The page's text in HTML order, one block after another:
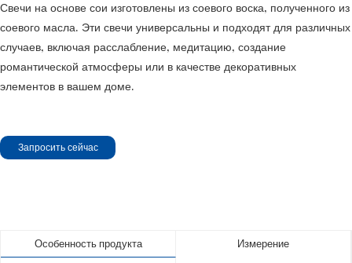
Свечи на основе сои изготовлены из соевого воска, полученного из
соевого масла. Эти свечи универсальны и подходят для различных
случаев, включая расслабление, медитацию, создание
романтической атмосферы или в качестве декоративных
элементов в вашем доме.
Запросить сейчас
Особенность продукта Измерение